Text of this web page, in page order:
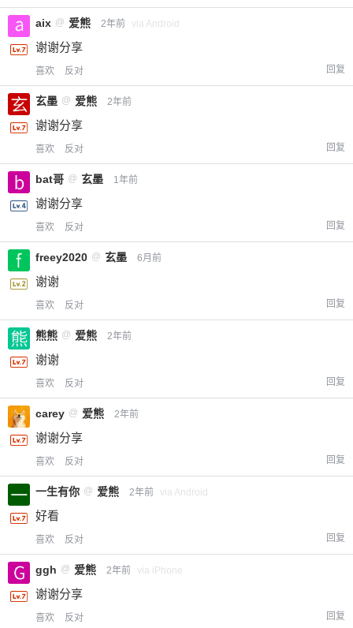
aix @ 爱熊 2年前 via Android
谢谢分享
喜欢 反对 回复
玄墨 @ 爱熊 2年前
谢谢分享
喜欢 反对 回复
bat哥 @ 玄墨 1年前
谢谢分享
喜欢 反对 回复
freey2020 @ 玄墨 6月前
谢谢
喜欢 反对 回复
熊熊 @ 爱熊 2年前
谢谢
喜欢 反对 回复
carey @ 爱熊 2年前
谢谢分享
喜欢 反对 回复
一生有你 @ 爱熊 2年前 via Android
好看
喜欢 反对 回复
ggh @ 爱熊 2年前 via iPhone
谢谢分享
喜欢 反对 回复